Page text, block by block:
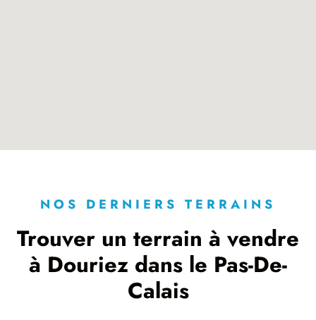
NOS DERNIERS TERRAINS
Trouver un terrain à vendre
à Douriez dans le Pas-De-
Calais